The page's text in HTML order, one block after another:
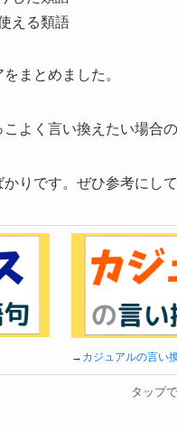
える類語
まとめました。
よく言い換えたい場合
りです。ぜひ参考にして
→ カジュアルの言い
タップ